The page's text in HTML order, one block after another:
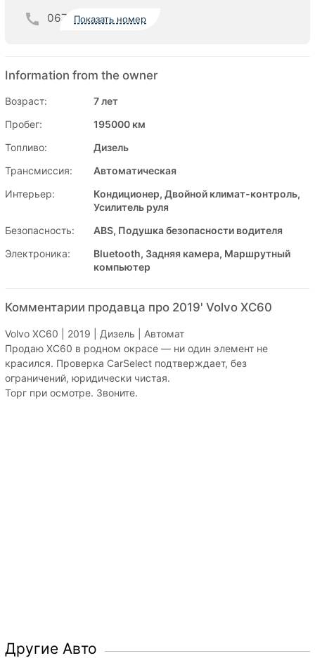
067 Показать номер
Information from the owner
Возраст:
7 лет
Пробег:
195000 км
Топливо:
Дизель
Трансмиссия:
Автоматическая
Интерьер:
Кондиционер, Двойной климат-контроль,
Усилитель руля
Безопасность:
ABS, Подушка безопасности водителя
Электроника:
Bluetooth, Задняя камера, Маршрутный
компьютер
Комментарии продавца про 2019' Volvo XC60
Volvo XC60 | 2019 | Дизель | Автомат
Продаю XC60 в родном окрасе — ни один элемент не
красился. Проверка CarSelect подтверждает, без
ограничений, юридически чистая.
Торг при осмотре. Звоните.
Другие Авто